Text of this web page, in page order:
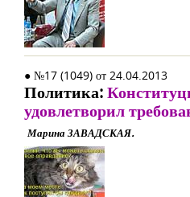
● №17 (1049) от 24.04.2013
Политика:
удовлетворил
Марина ЗАВАДСКАЯ.